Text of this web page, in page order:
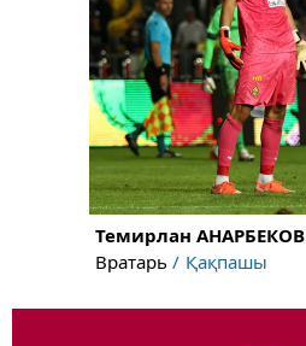
Темирлан АНАРБЕКОВ
Вратарь
Қақпашы